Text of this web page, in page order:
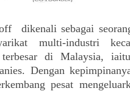
dikenali sebagai
multi-industri
terbesar di Malaysia,
Dengan
pesat